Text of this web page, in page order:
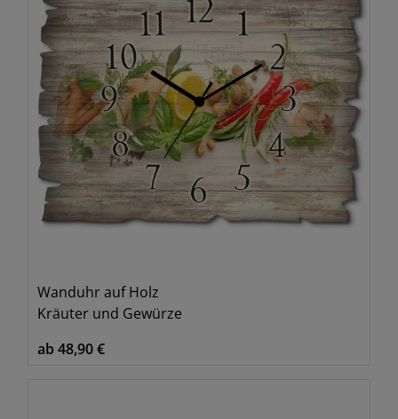
Wanduhr auf Holz
Kräuter und Gewürze
ab 48,90 €